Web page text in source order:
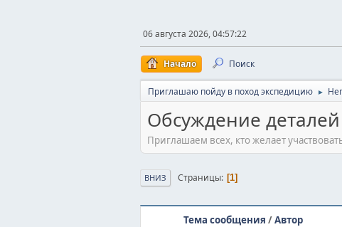
06 августа 2026, 04:57:22
Начало Поиск
Приглашаю пойду в поход экспедицию ►
Обсуждение
Приглашаем всех, кто желает
ВНИЗ Страницы 1
Тема сообщения /Автор